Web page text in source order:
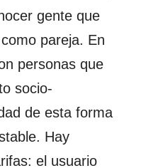
gente que
pareja. En
personas que
socio-
de esta forma
Hay
el usuario